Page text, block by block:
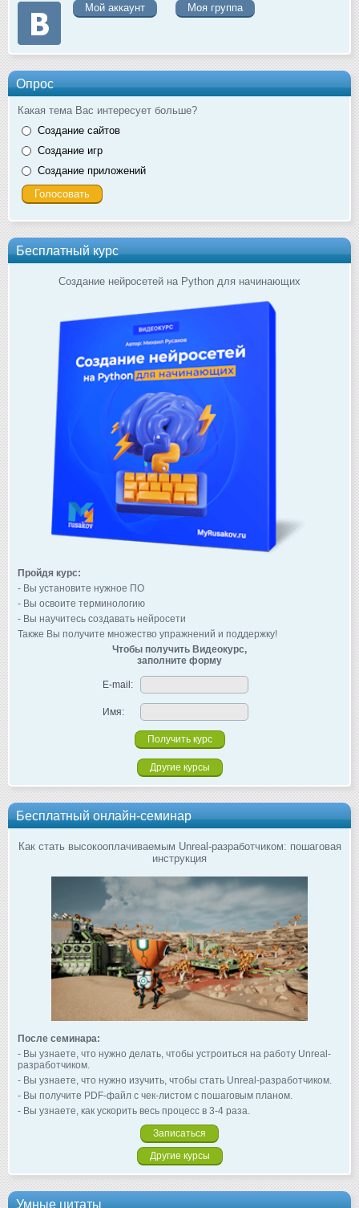
Мой аккаунт
Моя группа
Опрос
Какая тема Вас интересует больше?
Создание сайтов
Создание игр
Создание приложений
Бесплатный курс
Создание нейросетей на Python для начинающих
Пройдя курс:
- Вы установите нужное ПО
- Вы освоите терминологию
- Вы научитесь создавать нейросети
Также Вы получите множество упражнений и поддержку!
Чтобы получить Видеокурс,
заполните форму
E-mail:
Имя:
Другие курсы
Бесплатный онлайн-семинар
Как стать высокооплачиваемым Unreal-разработчиком: пошаговая
инструкция
После семинара:
- Вы узнаете, что нужно делать, чтобы устроиться на работу Unreal-
разработчиком.
- Вы узнаете, что нужно изучить, чтобы стать Unreal-разработчиком.
- Вы получите PDF-файл с чек-листом с пошаговым планом.
- Вы узнаете, как ускорить весь процесс в 3-4 раза.
Записаться
Другие курсы
Умные цитаты